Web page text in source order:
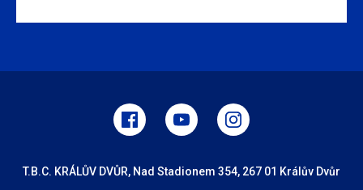
T.B.C. KRÁLŮV DVŮR, Nad Stadionem 354, 267 01 Králův Dvůr